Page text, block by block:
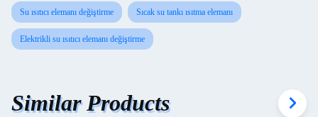
Su ısıtıcı elemanı değiştirme Sıcak su tankı ısıtma elemanı
Elektrikli su ısıtıcı elemanı değiştirme
Similar Products